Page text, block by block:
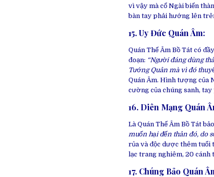
vì vậy mà cổ Ngài biến
bàn tay phải hướng lên
15. Uy Đức Quán Âm:
Quán Thế Âm Bồ Tát có
đoạn: “Người đáng dùng
Tướng Quân mà vì đó
Quán Âm. Hình tượng của
cường của chúng sanh,
16. Diên Mạng Quán
Là Quán Thế Âm Bồ Tát
muốn hại đến thân đó, do
rủa và độc dược thêm tuổi
lạc trang nghiêm, 20 cánh
17. Chúng Bảo Quán